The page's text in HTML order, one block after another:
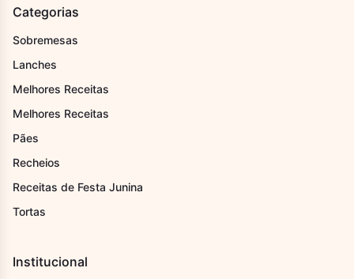
Categorias
Sobremesas
Lanches
Melhores Receitas
Melhores Receitas
Pães
Recheios
Receitas de Festa Junina
Tortas
Institucional